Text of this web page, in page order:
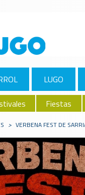
LUGO
Fiestas
> VERBENA FEST DE